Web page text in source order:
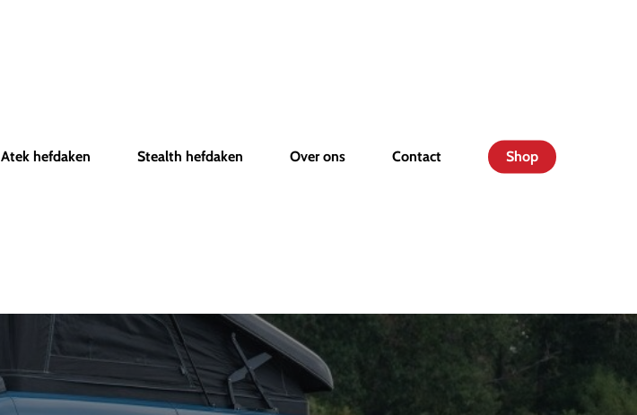
Atek hefdaken Stealth hefdaken Over ons Contact Shop